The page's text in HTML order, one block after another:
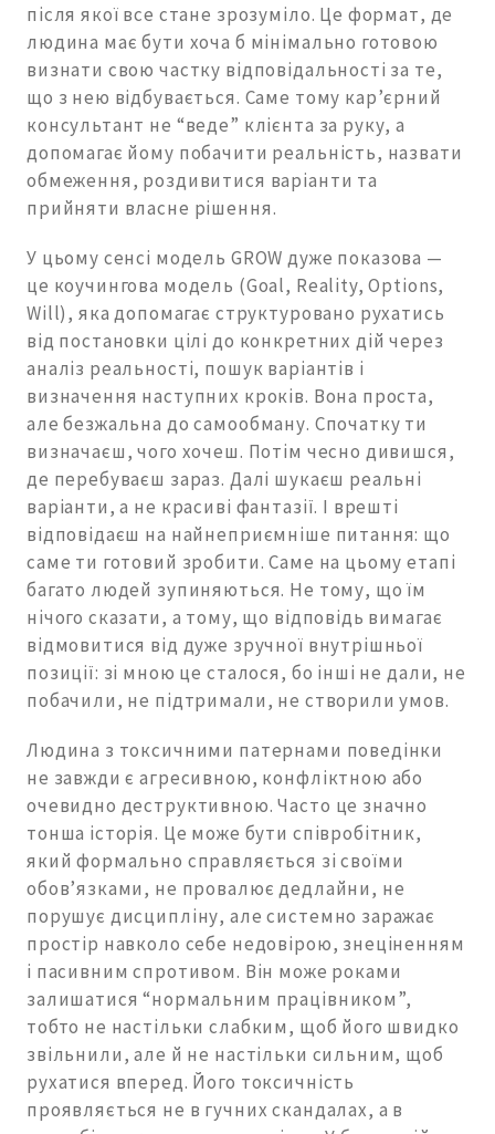
після якої все стане зрозуміло. Це формат, де
людина має бути хоча б мінімально готовою
визнати свою частку відповідальності за те,
що з нею відбувається. Саме тому кар’єрний
консультант не “веде” клієнта за руку, а
допомагає йому побачити реальність, назвати
обмеження, роздивитися варіанти та
прийняти власне рішення.
У цьому сенсі модель GROW дуже показова —
це коучингова модель (Goal, Reality, Options,
Will), яка допомагає структуровано рухатись
від постановки цілі до конкретних дій через
аналіз реальності, пошук варіантів і
визначення наступних кроків. Вона проста,
але безжальна до самообману. Спочатку ти
визначаєш, чого хочеш. Потім чесно дивишся,
де перебуваєш зараз. Далі шукаєш реальні
варіанти, а не красиві фантазії. І врешті
відповідаєш на найнеприємніше питання: що
саме ти готовий зробити. Саме на цьому етапі
багато людей зупиняються. Не тому, що їм
нічого сказати, а тому, що відповідь вимагає
відмовитися від дуже зручної внутрішньої
позиції: зі мною це сталося, бо інші не дали, не
побачили, не підтримали, не створили умов.
Людина з токсичними патернами поведінки
не завжди є агресивною, конфліктною або
очевидно деструктивною. Часто це значно
тонша історія. Це може бути співробітник,
який формально справляється зі своїми
обов’язками, не провалює дедлайни, не
порушує дисципліну, але системно заражає
простір навколо себе недовірою, знеціненням
і пасивним спротивом. Він може роками
залишатися “нормальним працівником”,
тобто не настільки слабким, щоб його швидко
звільнили, але й не настільки сильним, щоб
рухатися вперед. Його токсичність
проявляється не в гучних скандалах, а в